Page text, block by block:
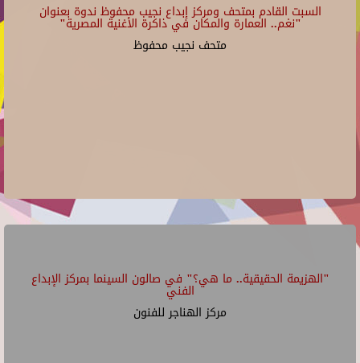
السبت القادم بمتحف ومركز إبداع نجيب محفوظ ندوة بعنوان
"نغم.. العمارة والمكان في ذاكرة الأغنية المصرية"
متحف نجيب محفوظ
"الهزيمة الحقيقية.. ما هي؟" في صالون السينما بمركز الإبداع
الفني
مركز الهناجر للفنون